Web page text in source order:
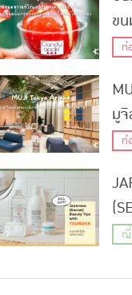
ข
เ
แ
ยา
ท่
มู
ภูท่
ส
ญี่